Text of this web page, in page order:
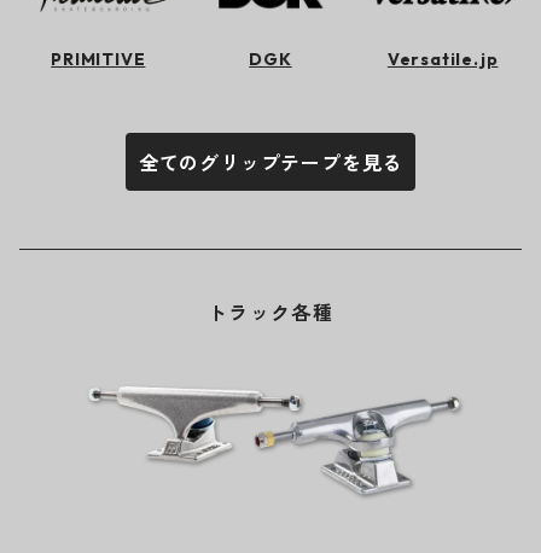
PRIMITIVE DGK Versatile.jp
全てのグリップテープを見る
トラック各種